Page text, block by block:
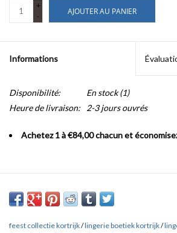
+
-
AJOUTER AU PANIER
Informations
Disponibilité: En stock(1)
Heure de livraison: 2-3 jours ouvrés
Achetez 1 à €84,00 chacun et
feest collectie kortrijk/lingerie boetiek kortrijk/